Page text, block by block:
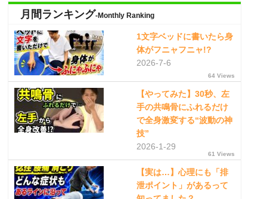
月間ランキング-Monthly Ranking
1文字ベッドに書いたら身
体がフニャフニャ!?
2026-7-6
64 Views
【やってみた】30秒、左
手の共鳴骨にふれるだけ
で全身激変する“波動の神
技”
2026-1-29
61 Views
【実は…】心理にも「排
泄ポイント」があるって